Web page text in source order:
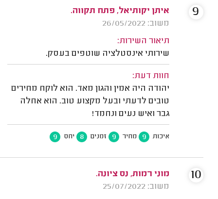
איתן יקותיאל, פתח תקווה.
משוב: 26/05/2022
תיאור השירות:
שירותי אינסטלציה שוטפים בעסק.
חוות דעת:
יהודה היה אמין והגון מאד. הוא לוקח מחירים
טובים לדעתי ובעל מקצוע טוב. הוא אחלה
גבר ואיש נעים ונחמד!
איכות 9 מחיר 9 זמנים 8 יחס 9
9
מוני רמות, נס ציונה.
משוב: 25/07/2022
10